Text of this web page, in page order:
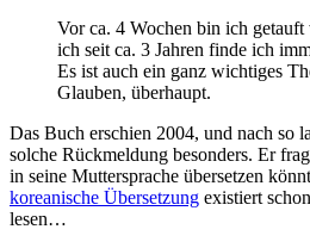
Vor ca. 4 Wochen bin ich
ich seit ca. 3 Jahren finde ich
Es ist auch ein ganz wichtiges
Glauben, überhaupt.
Das Buch erschien 2004, und nach so
solche Rückmeldung besonders. Er
in seine Muttersprache übersetzen
koreanische Übersetzung existiert
lesen…